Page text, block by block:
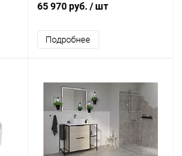
65 970 руб. / шт
Подробнее